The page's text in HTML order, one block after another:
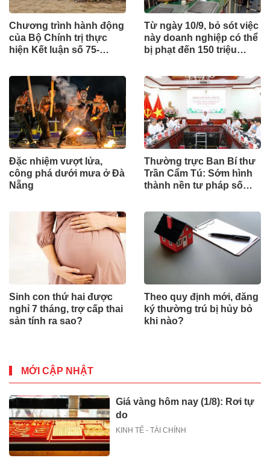
Chương trình hành động
của Bộ Chính trị thực
hiện Kết luận số 75-
Từ ngày 10/9, bỏ sót việc
này doanh nghiệp có thể
bị phạt đến 150 triệu
Đặc nhiệm vượt lửa,
công phá dưới mưa ở Đà
Nẵng
Thường trực Ban Bí thư
Trần Cẩm Tú: Sớm hình
thành nền tư pháp số
Sinh con thứ hai được
nghỉ 7 tháng, trợ cấp thai
sản tính ra sao?
Theo quy định mới, đăng
ký thường trú bị hủy bỏ
khi nào?
MỚI CẬP NHẬT
Giá vàng hôm nay (1/8): Rơi tự
do
KINH TẾ - TÀI CHÍNH